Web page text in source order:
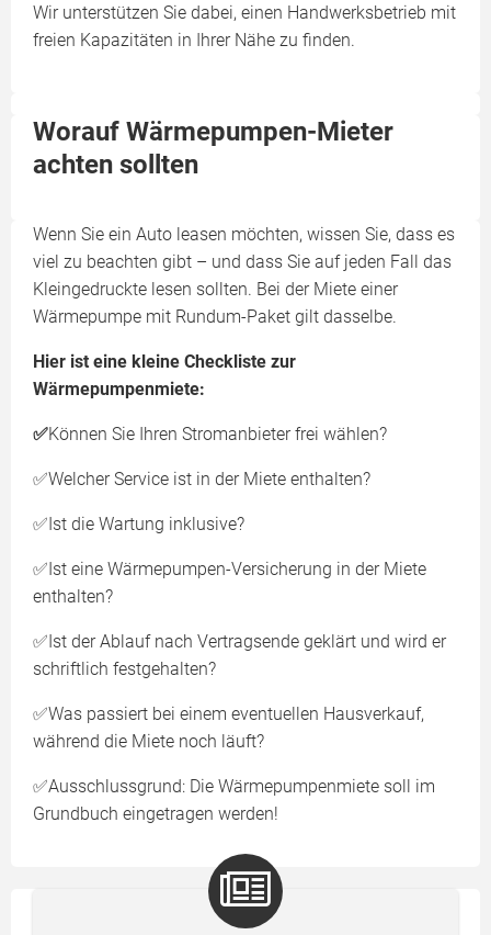
Wir unterstützen Sie dabei, einen Handwerksbetrieb mit
freien Kapazitäten in Ihrer Nähe zu finden.
Worauf Wärmepumpen-Mieter
achten sollten
Wenn Sie ein Auto leasen möchten, wissen Sie, dass es
viel zu beachten gibt – und dass Sie auf jeden Fall das
Kleingedruckte lesen sollten. Bei der Miete einer
Wärmepumpe mit Rundum-Paket gilt dasselbe.
Hier ist eine kleine Checkliste zur
Wärmepumpenmiete:
✅Können Sie Ihren Stromanbieter frei wählen?
✅Welcher Service ist in der Miete enthalten?
✅Ist die Wartung inklusive?
✅Ist eine Wärmepumpen-Versicherung in der Miete
enthalten?
✅Ist der Ablauf nach Vertragsende geklärt und wird er
schriftlich festgehalten?
✅Was passiert bei einem eventuellen Hausverkauf,
während die Miete noch läuft?
✅Ausschlussgrund: Die Wärmepumpenmiete soll im
Grundbuch eingetragen werden!